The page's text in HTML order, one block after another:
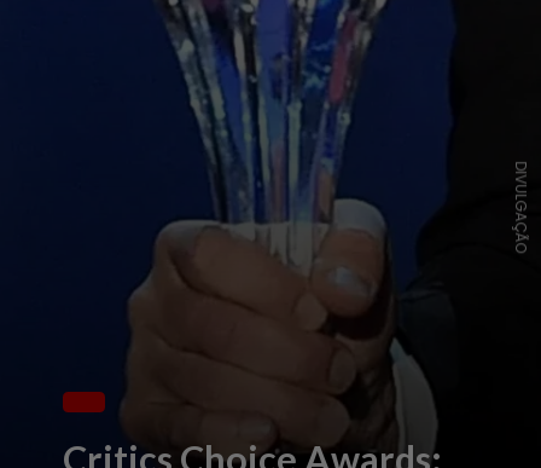
Critics Choice Awards:
DIVULGAÇÃO